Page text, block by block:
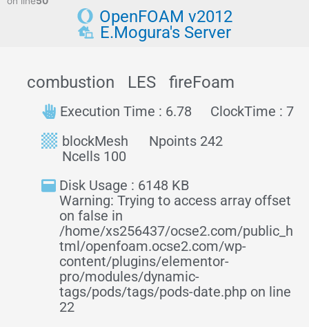
OpenFOAM v2012
E.Mogura's Server
combustion LES fireFoam
Execution Time : 6.78
ClockTime : 7
blockMesh
Npoints 242
Ncells 100
Disk Usage : 6148 KB
Warning: Trying to access array offset
on false in
/home/xs256437/ocse2.com/public_h
tml/openfoam.ocse2.com/wp-
content/plugins/elementor-
pro/modules/dynamic-
tags/pods/tags/pods-date.php on line
22